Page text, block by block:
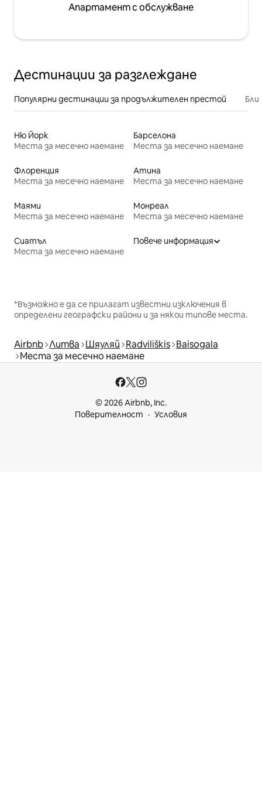
Апартамент с обслужване
Дестинации за разглеждане
Популярни дестинации за продължителен престой
Ню Йорк
Места за месечно наемане
Барселона
Места за месечно наемане
Флоренция
Места за месечно наемане
Атина
Места за месечно наемане
Маями
Места за месечно наемане
Монреал
Места за месечно наемане
Сиатъл
Места за месечно наемане
Повече информация
*Възможно е да се прилагат известни изключения в
определени географски райони и за някои типове места.
Airbnb Литва Шяуляй Radviliškis Baisogala
Места за месечно наемане
© 2026 Airbnb, Inc.
Поверителност
Условия